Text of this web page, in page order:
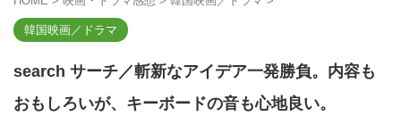
韓国映画／ドラマ
search サーチ／斬新なアイデア一発勝負。内容も
おもしろいが、キーボードの音も心地良い。